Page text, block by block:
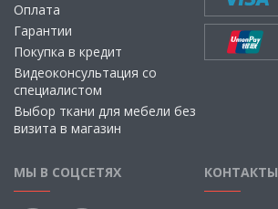
Оплата
Гарантии
Покупка в кредит
Видеоконсультация со
специалистом
Выбор ткани для мебели без
визита в магазин
МЫ В СОЦСЕТЯХ КОНТАКТЫ